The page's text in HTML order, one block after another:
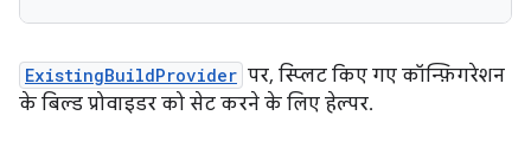
ExistingBuildProvider पर, स्प्लिट किए गए कॉन्फ़िगरेशन
के बिल्ड प्रोवाइडर को सेट करने के लिए हेल्पर.